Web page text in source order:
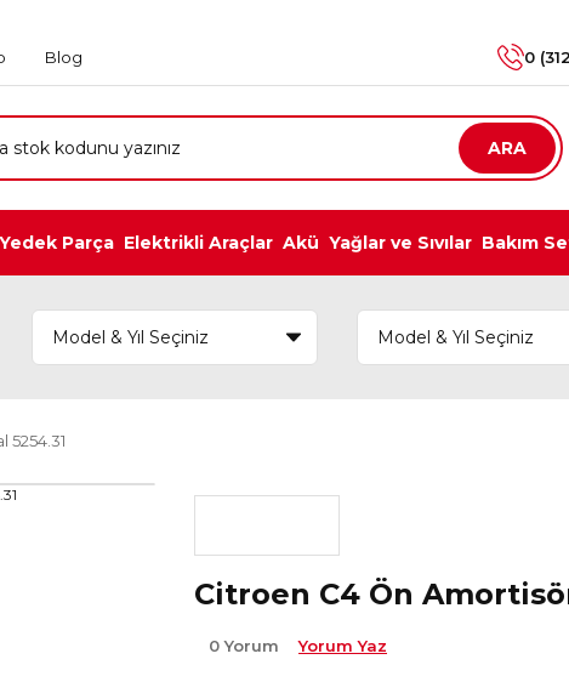
Blog 0
ARA
Parça Elektrikli Araçlar Akü Yağlar ve Sıvılar Bakım
Citroen C4 Ön
0 Yorum Yorum Yaz